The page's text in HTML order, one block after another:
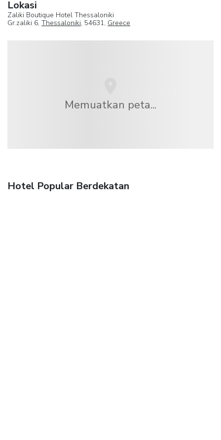
Lokasi
Zaliki Boutique Hotel Thessaloniki
Gr.zaliki 6, Thessaloniki, 54631, Greece
Memuatkan peta...
Hotel Popular Berdekatan